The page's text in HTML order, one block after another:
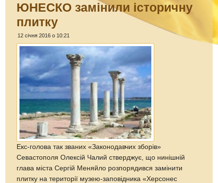
ЮНЕСКО замінили історичну
плитку
12 січня 2016 о 10:21
Екс-голова так званих «Законодавчих зборів»
Севастополя Олексій Чалий стверджує, що нинішній
глава міста Сергій Меняйло розпорядився замінити
плитку на території музею-заповідника «Херсонес